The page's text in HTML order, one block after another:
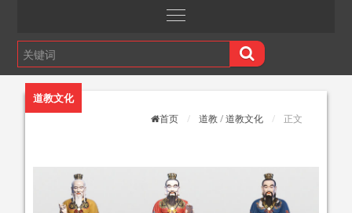
道教文化
首页 道教/道教文化 正文